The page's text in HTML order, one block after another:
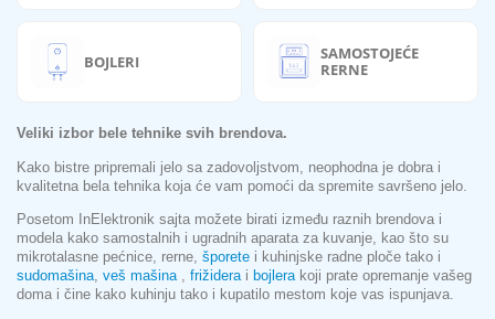
BOJLERI
SAMOSTOJEĆE
RERNE
Veliki izbor bele tehnike svih brendova.
Kako bistre pripremali jelo sa zadovoljstvom, neophodna je dobra i
kvalitetna bela tehnika koja će vam pomoći da spremite savršeno jelo.
Posetom InElektronik sajta možete birati između raznih brendova i
modela kako samostalnih i ugradnih aparata za kuvanje, kao što su
mikrotalasne pećnice, rerne, šporete i kuhinjske radne ploče tako i
sudomašina, veš mašina, frižiderai bojlerakoji prate opremanje vašeg
doma i čine kako kuhinju tako i kupatilo mestom koje vas ispunjava.